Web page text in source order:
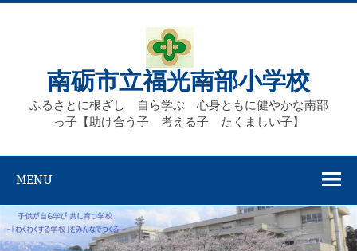
Skip
南砺市立福光南部小学校
ふるさとに根ざし 自ら学ぶ 心身ともに健やかな南部
っ子【助け合う子 考える子 たくましい子】
MENU